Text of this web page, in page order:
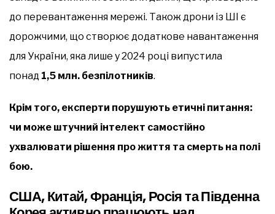
до перевантаження мережі. Також дрони із ШІ є
дорожчими, що створює додаткове навантаження
для України, яка лише у 2024 році випустила
понад 1,5 млн. безпілотників.
Крім того, експерти порушують етичні питання:
чи може штучний інтелект самостійно
ухвалювати рішення про життя та смерть на полі
бою.
США, Китай, Франція, Росія та Південна